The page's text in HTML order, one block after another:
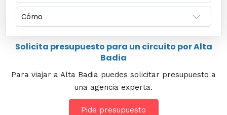
Solicita presupuesto para un circuito por Alta
Badia
Para viajar a Alta Badia puedes solicitar presupuesto a
una agencia experta.
Pide presupuesto